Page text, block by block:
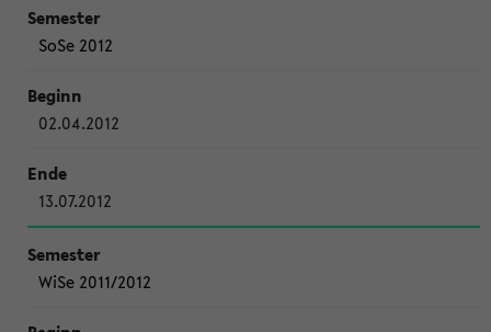
SoSe 2012
02.04.2012
13.07.2012
WiSe 2011/2012